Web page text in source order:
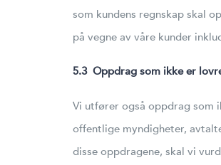
som kundens regnskap skal
på vegne av våre kunder
5.3 Oppdrag som ikke er
Vi utfører også oppdrag som
offentlige myndigheter,
disse oppdragene, skal vi